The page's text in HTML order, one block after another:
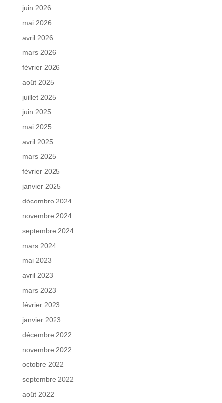
juin 2026
mai 2026
avril 2026
mars 2026
février 2026
août 2025
juillet 2025
juin 2025
mai 2025
avril 2025
mars 2025
février 2025
janvier 2025
décembre 2024
novembre 2024
septembre 2024
mars 2024
mai 2023
avril 2023
mars 2023
février 2023
janvier 2023
décembre 2022
novembre 2022
octobre 2022
septembre 2022
août 2022